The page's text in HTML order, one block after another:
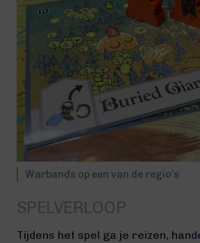
Warbands op een van de regio’s
SPELVERLOOP
Tijdens het spel ga je reizen,